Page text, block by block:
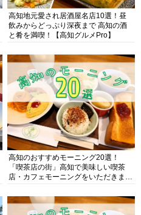
高知地元愛され居酒屋名店10選！昼
飲みからどっぷり深夜まで 高知の酒
と肴を満喫！【高知グルメPro】
高知のおすすめモーニング20選！
「喫茶店の街」高知で美味しい喫茶
店・カフェモーニングをいただきま